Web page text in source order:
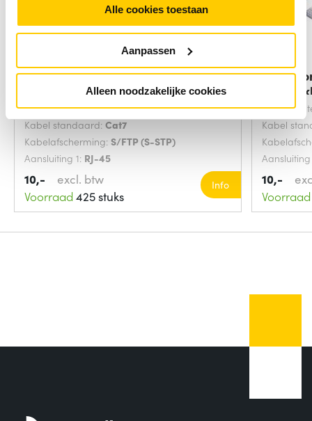
Alle cookies toestaan
Aanpassen
Alleen noodzakelijke cookies
Microconnect SFTP702G
netwerkkabel Groen 2
Snoerlengte:2 Meters
Kabel standaard: Cat7
Kabelafscherming: S/FTP (S-STP)
Aansluiting 1: RJ-45
10,-
excl. btw
Voorraad 425 stuks
Info
Kabel
10,-
Voorraad